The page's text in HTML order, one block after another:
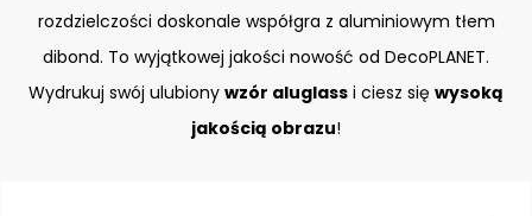
rozdzielczości doskonale współgra z aluminiowym tłem
dibond. To wyjątkowej jakości nowość od DecoPLANET.
Wydrukuj swój ulubiony wzór aluglass i ciesz się wysoką
jakością obrazu!